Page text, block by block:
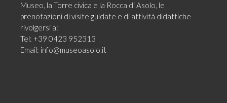
Museo, la Torre civica e la Rocca di Asolo, le
prenotazioni di visite guidate e di attività didattiche
rivolgersi a:
Tel: +39 0423 952313
Email: info@museoasolo.it